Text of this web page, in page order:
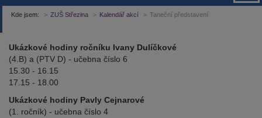
Kde jsem: ZUŠ Střezina Kalendář akcí Taneční představení
Ukázkové hodiny ročníku Ivany Dulíčkové
(4.B) a (PTV D) - učebna číslo 6
15.30 - 16.15
17.15 - 18.00
Ukázkové hodiny Pavly Cejnarové
(1. ročník) - učebna číslo 4